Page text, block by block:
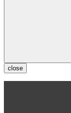
close